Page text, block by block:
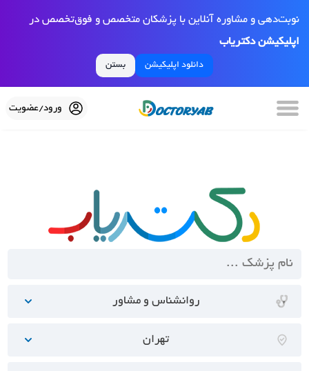
نوبت‌دهی و مشاوره آنلاین با پزشکان متخصص و فوق‌تخصص در
اپلیکیشن دکتریاب
دانلود اپلیکیشن بستن
ورود/عضویت
روانشناس و مشاور
تهران